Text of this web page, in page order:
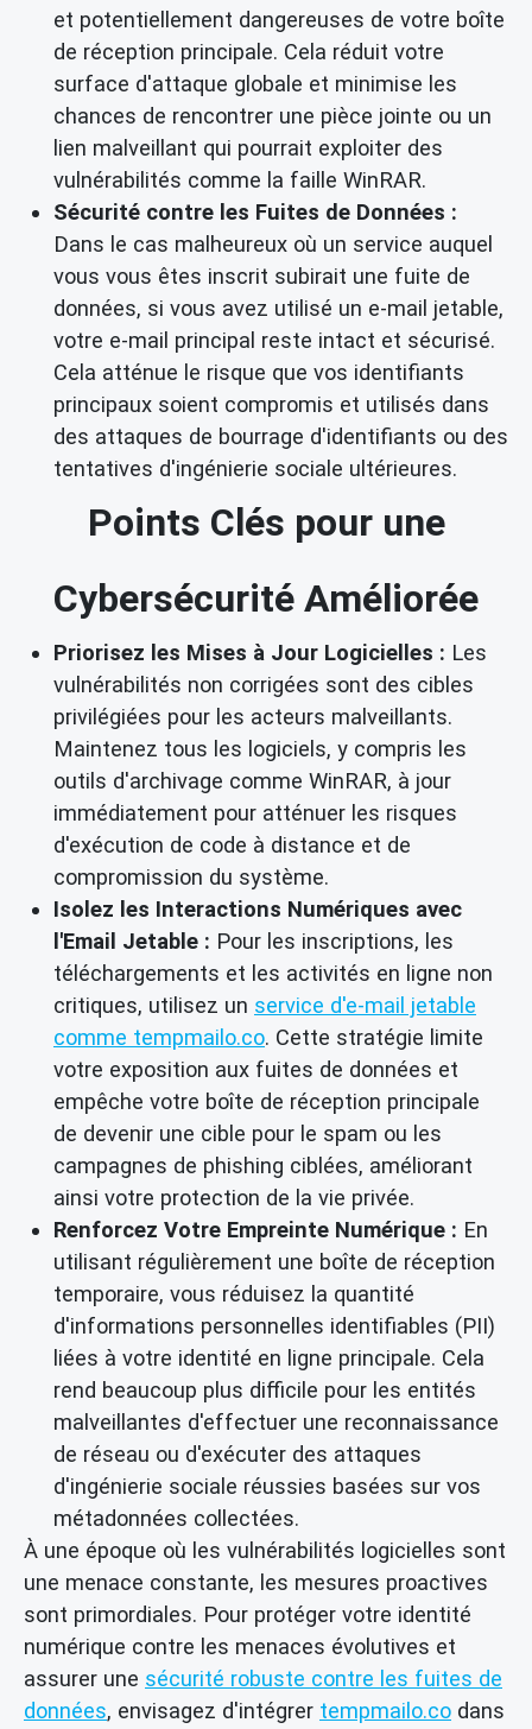
et potentiellement dangereuses de votre boîte
de réception principale. Cela réduit votre
surface d'attaque globale et minimise les
chances de rencontrer une pièce jointe ou un
lien malveillant qui pourrait exploiter des
vulnérabilités comme la faille WinRAR.
Sécurité contre les Fuites de Données :
Dans le cas malheureux où un service auquel
vous vous êtes inscrit subirait une fuite de
données, si vous avez utilisé un e-mail jetable,
votre e-mail principal reste intact et sécurisé.
Cela atténue le risque que vos identifiants
principaux soient compromis et utilisés dans
des attaques de bourrage d'identifiants ou des
tentatives d'ingénierie sociale ultérieures.
Points Clés pour une
Cybersécurité Améliorée
Priorisez les Mises à Jour Logicielles : Les
vulnérabilités non corrigées sont des cibles
privilégiées pour les acteurs malveillants.
Maintenez tous les logiciels, y compris les
outils d'archivage comme WinRAR, à jour
immédiatement pour atténuer les risques
d'exécution de code à distance et de
compromission du système.
Isolez les Interactions Numériques avec
l'Email Jetable : Pour les inscriptions, les
téléchargements et les activités en ligne non
critiques, utilisez un service d'e-mail jetable
comme tempmailo.co. Cette stratégie limite
votre exposition aux fuites de données et
empêche votre boîte de réception principale
de devenir une cible pour le spam ou les
campagnes de phishing ciblées, améliorant
ainsi votre protection de la vie privée.
Renforcez Votre Empreinte Numérique : En
utilisant régulièrement une boîte de réception
temporaire, vous réduisez la quantité
d'informations personnelles identifiables (PII)
liées à votre identité en ligne principale. Cela
rend beaucoup plus difficile pour les entités
malveillantes d'effectuer une reconnaissance
de réseau ou d'exécuter des attaques
d'ingénierie sociale réussies basées sur vos
métadonnées collectées.
À une époque où les vulnérabilités logicielles sont
une menace constante, les mesures proactives
sont primordiales. Pour protéger votre identité
numérique contre les menaces évolutives et
assurer une sécurité robuste contre les fuites de
données, envisagez d'intégrer tempmailo.co dans